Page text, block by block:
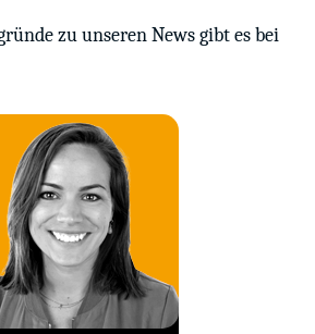
zu unseren News gibt es bei